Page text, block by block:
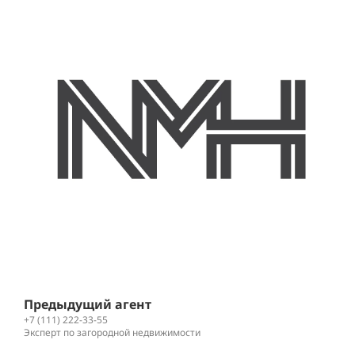
Предыдущий агент
+7 (111) 222-33-55
Эксперт по загородной недвижимости